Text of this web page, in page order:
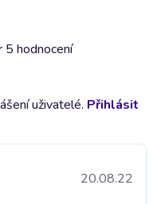
5 hodnocení
uživatelé. Přihlásit
20.08.22